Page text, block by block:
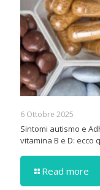
6 Ottobre 2025
Sintomi autismo e
vitamina B e D: ecco
Read more